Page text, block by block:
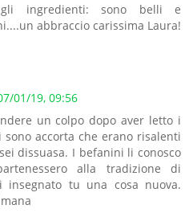
ingredienti: sono belli e
abbraccio carissima Laura!
01/19, 09:56
un colpo dopo aver letto i
accorta che erano risalenti
dissuasa. I befanini li conosco
alla tradizione di
insegnato tu una cosa nuova.